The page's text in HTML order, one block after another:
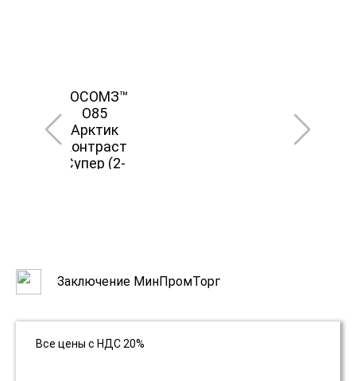
Заключение МинПромТорг
Все цены с НДС 20%